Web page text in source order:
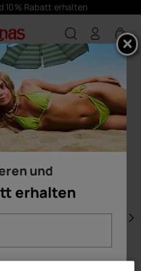
10% Rabatt erhalten
0
und
erhalten